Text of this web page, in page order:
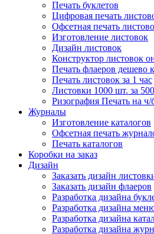
Печать буклетов
Цифровая печать
Офсетная печать
Изготовление листовок
Дизайн листовок
Конструктор листовок
Печать флаеров дешево
Печать листовок за 1 час
Листовки 1000 шт. за
Ризография Печать на ч/
Журналы
Изготовление каталогов
Офсетная печать
Печать каталогов
Коробки на заказ
Дизайн
Заказать дизайн
Заказать дизайн флаеров
Разработка дизайна
Разработка дизайна
Разработка дизайна
Разработка дизайна